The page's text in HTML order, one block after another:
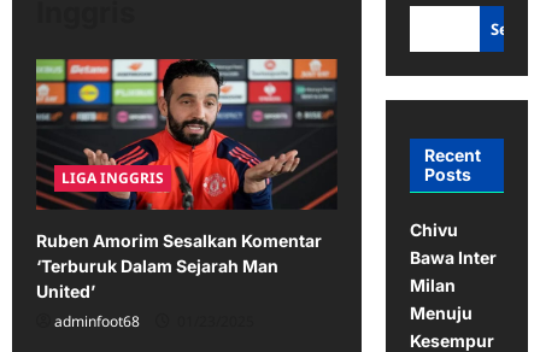
LIGA INGGRIS
Ruben Amorim Sesalkan Komentar
‘Terburuk Dalam Sejarah Man
United’
adminfoot68
Recent
Posts
Chivu
Bawa Inter
Milan
Menuju
Kesempur